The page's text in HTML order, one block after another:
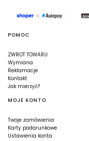
Linki w stopce
POMOC
ZWROT TOWARU
Wymiana
Reklamacje
Kontakt
Jak mierzyć?
MOJE KONTO
Twoje zamówienia
Karty podarunkowe
Ustawienia konta